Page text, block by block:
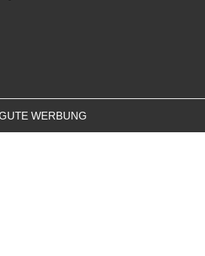
WERBUNG